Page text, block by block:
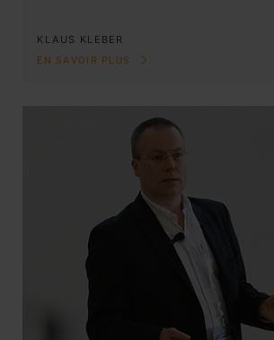
KLAUS KLEBER
EN SAVOIR PLUS